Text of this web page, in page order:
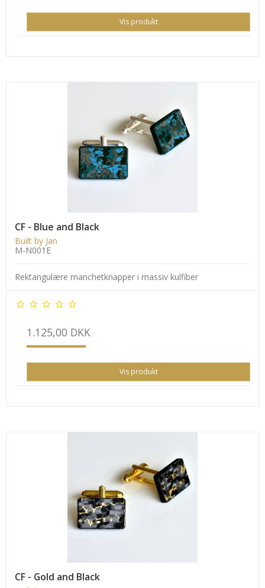
Vis produkt
CF - Blue and Black
Built by Jan
M-N001E
Rektangulære manchetknapper i massiv kulfiber
1.125,00 DKK
Vis produkt
CF - Gold and Black